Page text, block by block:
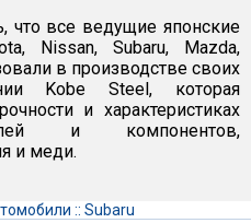
что все ведущие японские
Nissan, Subaru, Mazda,
в производстве своих
Kobe Steel, которая
и характеристиках
и компонентов,
и меди.
:: Subaru